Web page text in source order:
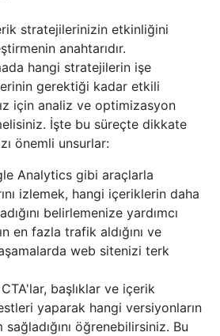
stratejilerinizin etkinliğini
anahtarıdır.
hangi stratejilerin işe
gerektiği kadar etkili
için analiz ve optimizasyon
İşte bu süreçte dikkate
önemli unsurlar:
Analytics gibi araçlarla
izlemek, hangi içeriklerin daha
belirlemenize yardımcı
en fazla trafik aldığını ve
aşamalarda web sitenizi terk
CTA'lar, başlıklar ve içerik
yaparak hangi versiyonların
öğrenebilirsiniz. Bu